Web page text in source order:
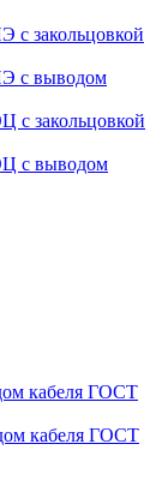
с закольцовкой
с выводом
с закольцовкой
с выводом
кабеля ГОСТ
кабеля ГОСТ